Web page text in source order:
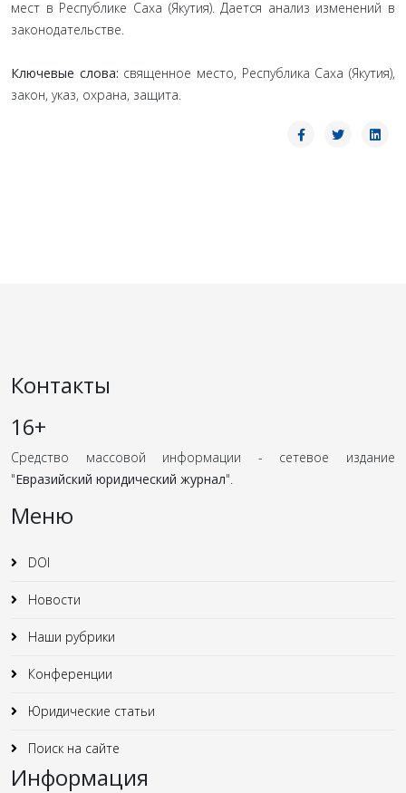
мест в Республике Саха (Якутия). Дается анализ изменений в
законодательстве.
Ключевые слова: священное место, Республика Саха (Якутия),
закон, указ, охрана, защита.
Контакты
16+
Средство массовой информации - сетевое издание
"Евразийский юридический журнал".
Меню
DOI
Новости
Наши рубрики
Конференции
Юридические статьи
Поиск на сайте
Информация